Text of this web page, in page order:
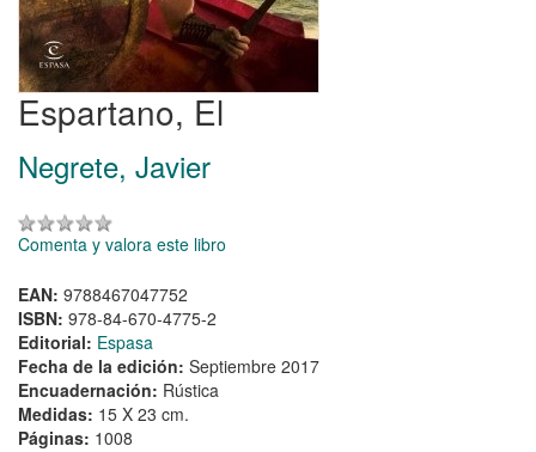
Espartano, El
Negrete, Javier
Comenta y valora este libro
EAN: 9788467047752
ISBN: 978-84-670-4775-2
Editorial: Espasa
Fecha de la edición: Septiembre 2017
Encuadernación: Rústica
Medidas: 15 X 23 cm.
Páginas: 1008